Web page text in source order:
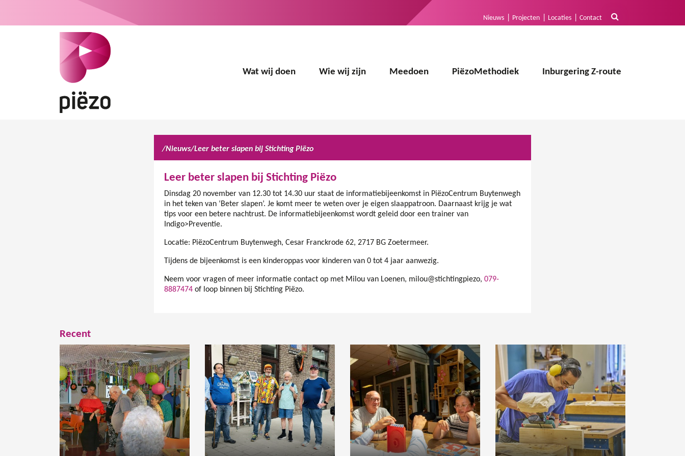
Nieuws Projecten Locaties Contact
Wat wij doen Wie wij zijn Meedoen PiëzoMethodiek Inburgering Z-route
/Nieuws/Leer beter slapen bij Stichting Piëzo
Leer beter slapen bij Stichting Piëzo
Dinsdag 20 november van 12.30 tot 14.30 uur staat de informatiebijeenkomst in PiëzoCentrum Buytenwegh
in het teken van ‘Beter slapen’. Je komt meer te weten over je eigen slaappatroon. Daarnaast krijg je wat
tips voor een betere nachtrust. De informatiebijeenkomst wordt geleid door een trainer van
Indigo>Preventie.
Locatie: PiëzoCentrum Buytenwegh, Cesar Franckrode 62, 2717 BG Zoetermeer.
Tijdens de bijeenkomst is een kinderoppas voor kinderen van 0 tot 4 jaar aanwezig.
Neem voor vragen of meer informatie contact op met Milou van Loenen, milou@stichtingpiezo, 079-
8887474of loop binnen bij Stichting Piëzo.
Recent